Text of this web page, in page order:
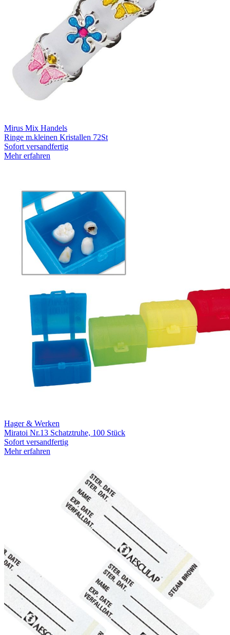
Mirus Mix Handels
Ringe m.kleinen Kristallen 72St
Sofort versandfertig
Mehr erfahren
Hager & Werken
Miratoi Nr.13 Schatztruhe, 100 Stück
Sofort versandfertig
Mehr erfahren